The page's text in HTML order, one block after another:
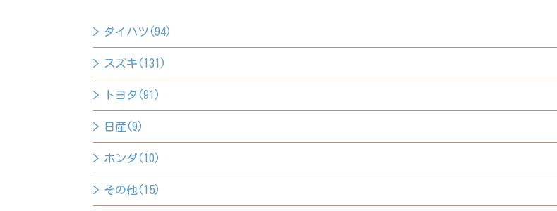
ダイハツ(94)
スズキ(131)
トヨタ(91)
日産(9)
ホンダ(10)
その他(15)